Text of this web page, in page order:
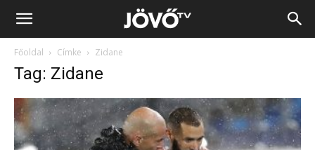
Jövő
Főoldal Címke Zidane
Tag: Zidane